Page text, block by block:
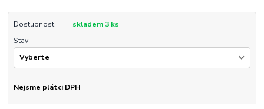
Dostupnost
skladem 3 ks
Stav
Nejsme plátci DPH